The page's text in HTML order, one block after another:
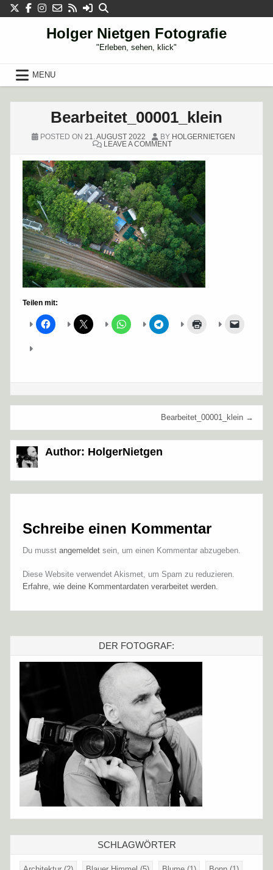
Skip
to
Holger Nietgen Fotografie
"Erleben, sehen, klick"
MENU
Bearbeitet_00001_klein
POSTED ON 21. AUGUST 2022 BY HOLGERNIETGEN
LEAVE A COMMENTON
Teilen mit:
BeitragsnavigationBearbeitet_00001_klein →
Author: HolgerNietgen
Schreibe einen Kommentar
Du musst angemeldet sein, um einen Kommentar abzugeben.
Diese Website verwendet Akismet, um Spam zu reduzieren.
Erfahre, wie deine Kommentardaten verarbeitet werden.
DER FOTOGRAF:
SCHLAGWÖRTER